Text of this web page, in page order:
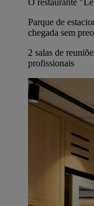
O restaurante
Parque de
chegada sem
2 salas de
profissionais